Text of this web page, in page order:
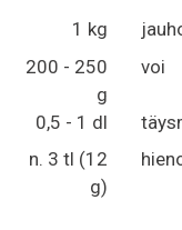
1 kg
200 - 250
g
voi
0,5 - 1 dl
n. 3 tl (12
g)